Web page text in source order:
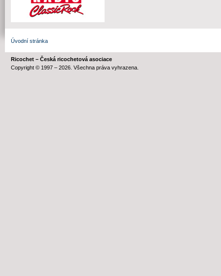
Úvodní stránka
Ricochet – Česká ricochetová asociace
Copyright © 1997 – 2026. Všechna práva vyhrazena.